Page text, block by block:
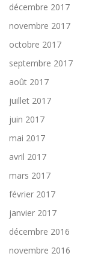
décembre 2017
novembre 2017
octobre 2017
septembre 2017
août 2017
juillet 2017
juin 2017
mai 2017
avril 2017
mars 2017
février 2017
janvier 2017
décembre 2016
novembre 2016